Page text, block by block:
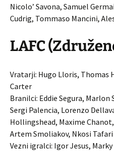
Nicolo’ Savona, Samuel
Cudrig, Tommaso Mancini,
LAFC
Vratarji: Hugo Lloris, Thomas
Carter
Branilci: Eddie Segura, Marlon
Sergi Palencia, Lorenzo
Hollingshead, Maxime
Artem Smoliakov, Nkosi Tafari
Vezni igralci: Igor Jesus,